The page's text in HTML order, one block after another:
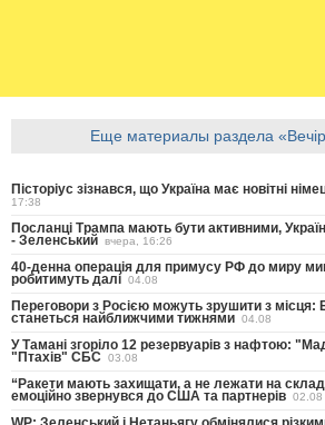
Еще материалы раздела
Пісторіус зізнався, що Україна має новітні
17:38
Посланці Трампа мають бути активними,
- Зеленський вчера, 16:26
40-денна операція для примусу РФ до миру
робитимуть далі 04.08
Переговори з Росією можуть зрушити з
станеться найближчими тижнями 04.08
У Тамані згоріло 12 резервуарів з нафтою:
"Птахів" СБС 03.08
“Ракети мають захищати, а не лежати на
емоційно звернувся до США та партнерів 02.08